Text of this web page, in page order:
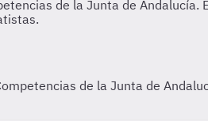
de la Junta de